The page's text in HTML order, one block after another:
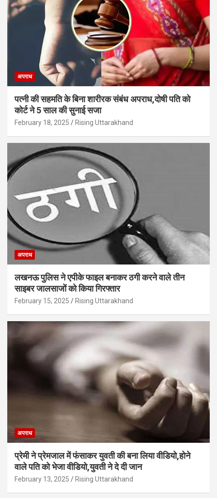
अपराध
पत्नी की सहमति के बिना शारीरक संबंध अपराध,दोषी पति को
कोर्ट ने 5 साल की सुनाई सजा
February 18, 2025 Rising Uttarakhand
अपराध
लखनऊ पुलिस ने एपीके फाइल बनाकर ठगी करने वाले तीन
साइबर जालसाजों को किया गिरफ्तार
February 15, 2025 Rising Uttarakhand
अपराध
प्रेमी ने प्रेमजाल में फंसाकर युवती की बना लिया वीडियो,होने
वाले पत‍ि को भेजा वीड‍ियो,युवती ने दे दी जान
February 13, 2025 Rising Uttarakhand